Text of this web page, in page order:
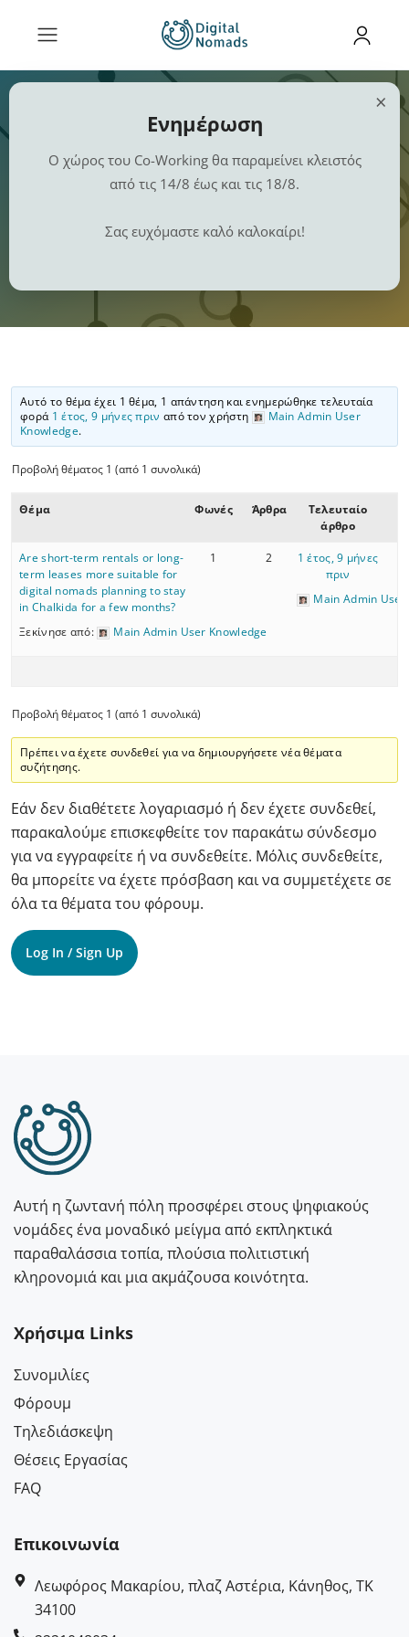
Διαμονή
Αυτό το θέμα έχει 1 θέμα, 1 απάντηση και ενημερώθηκε τελευταία
φορά 1 έτος, 9 μήνες πριν από τον χρήστη
Main Admin User
Knowledge.
Προβολή θέματος 1 (από 1 συνολικά)
Θέμα Φωνές Άρθρα
Τελευταίο
άρθρο
Are short-term rentals or long-
term leases more suitable for
digital nomads planning to stay
in Chalkida for a few months?
Ξεκίνησε από:
Main Admin User Knowledge
1 2
1 έτος, 9 μήνες
πριν
Main Admin User
Προβολή θέματος 1 (από 1 συνολικά)
Πρέπει να έχετε συνδεθεί για να δημιουργήσετε νέα θέματα
συζήτησης.
Εάν δεν διαθέτετε λογαριασμό ή δεν έχετε συνδεθεί,
παρακαλούμε επισκεφθείτε τον παρακάτω σύνδεσμο
για να εγγραφείτε ή να συνδεθείτε. Μόλις συνδεθείτε,
θα μπορείτε να έχετε πρόσβαση και να συμμετέχετε σε
όλα τα θέματα του φόρουμ.
Log In / Sign Up
Αυτή η ζωντανή πόλη προσφέρει στους ψηφιακούς
νομάδες ένα μοναδικό μείγμα από εκπληκτικά
παραθαλάσσια τοπία, πλούσια πολιτιστική
κληρονομιά και μια ακμάζουσα κοινότητα.
Χρήσιμα Links
Συνομιλίες
Φόρουμ
Τηλεδιάσκεψη
Θέσεις Εργασίας
FAQ
Επικοινωνία
Λεωφόρος Μακαρίου, πλαζ Αστέρια, Κάνηθος, ΤΚ
34100
×
Ενημέρωση
Ο χώρος του Co-Working θα παραμείνει κλειστός
από τις 14/8 έως και τις 18/8.
Σας ευχόμαστε καλό καλοκαίρι!